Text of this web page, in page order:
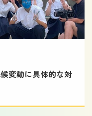
変動に具体的な対